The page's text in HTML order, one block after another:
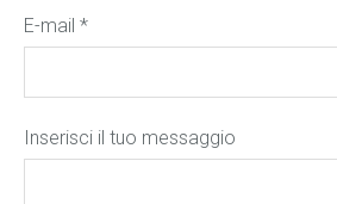
E-mail *
Inserisci il tuo messaggio